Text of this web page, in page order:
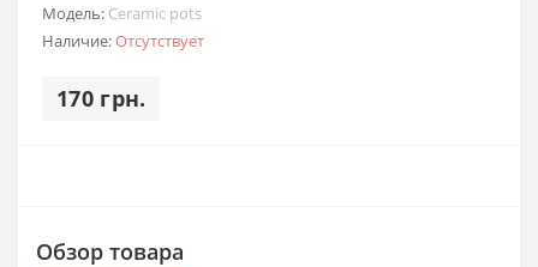
Модель: Ceramic pots
Наличие:Отсутствует
170 грн.
Обзор товара